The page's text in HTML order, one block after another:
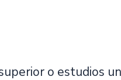
o estudios